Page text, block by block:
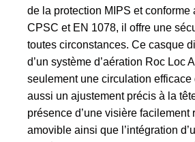
de la protection MIPS et conforme
CPSC et EN 1078, il offre une
toutes circonstances. Ce casque
d’un système d’aération Roc Loc
seulement une circulation efficace
aussi un ajustement précis à la
présence d’une visière facilement
amovible ainsi que l’intégration